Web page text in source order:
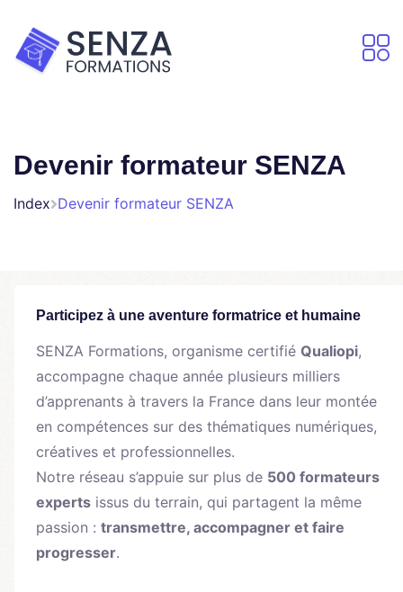
Devenir formateur SENZA
Index Devenir formateur SENZA
Participez à une aventure formatrice et humaine
SENZA Formations, organisme certifié Qualiopi,
accompagne chaque année plusieurs milliers
d’apprenants à travers la France dans leur montée
en compétences sur des thématiques numériques,
créatives et professionnelles.
Notre réseau s’appuie sur plus de 500 formateurs
experts issus du terrain, qui partagent la même
passion : transmettre, accompagner et faire
progresser.